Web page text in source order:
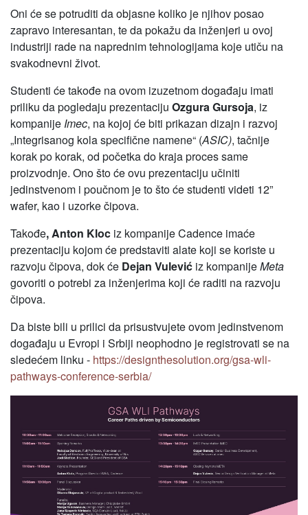
Oni će se potruditi da objasne koliko je njihov posao
zapravo interesantan, te da pokažu da inženjeri u ovoj
industriji rade na naprednim tehnologijama koje utiču na
svakodnevni život.
Studenti će takođe na ovom izuzetnom događaju imati
priliku da pogledaju prezentaciju Ozgura Gursoja, iz
kompanije Imec, na kojoj će biti prikazan dizajn i razvoj
„Integrisanog kola specifične namene“ (ASIC), tačnije
korak po korak, od početka do kraja proces same
proizvodnje. Ono što će ovu prezentaciju učiniti
jedinstvenom i poučnom je to što će studenti videti 12”
wafer, kao i uzorke čipova.
Takođe, Anton Kloc iz kompanije Cadence imaće
prezentaciju kojom će predstaviti alate koji se koriste u
razvoju čipova, dok će Dejan Vulević iz kompanijeMeta
govoriti o potrebi za inženjerima koji će raditi na razvoju
čipova.
Da biste bili u prilici da prisustvujete ovom jedinstvenom
događaju u Evropi i Srbiji neophodno je registrovati se na
sledećem linku - https://designthesolution.org/gsa-wli-
pathways-conference-serbia/